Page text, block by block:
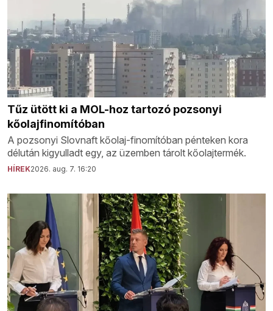
Tűz ütött ki a MOL-hoz tartozó pozsonyi
kőolajfinomítóban
A pozsonyi Slovnaft kőolaj-finomítóban pénteken kora
délután kigyulladt egy, az üzemben tárolt kőolajtermék.
HÍREK2026. aug. 7. 16:20